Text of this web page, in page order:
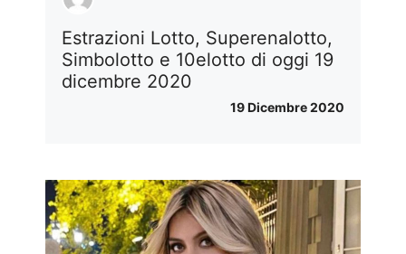
Estrazioni Lotto, Superenalotto,
Simbolotto e 10elotto di oggi 19
dicembre 2020
19 Dicembre 2020